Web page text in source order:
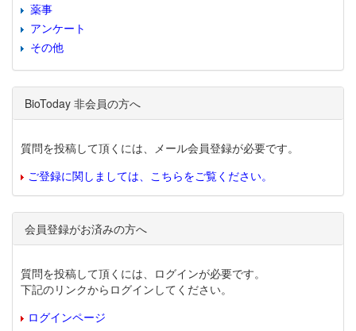
薬事
アンケート
その他
BioToday 非会員の方へ
質問を投稿して頂くには、メール会員登録が必要です。
ご登録に関しましては、こちらをご覧ください。
会員登録がお済みの方へ
質問を投稿して頂くには、ログインが必要です。
下記のリンクからログインしてください。
ログインページ